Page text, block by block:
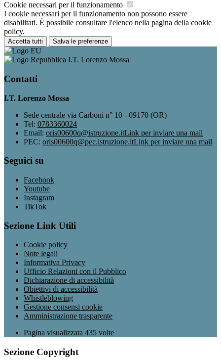
Cookie necessari per il funzionamento
I cookie necessari per il funzionamento non possono essere
disabilitati. È possibile consultare l'elenco nella pagina della cookie
policy.
Accetta tutti Salva le preferenze
I.T. Lorenzo Mossa
Contatti
I.T. Lorenzo Mossa
Sede centrale via Carboni n° 10 - 09170 (OR)
Tel: 0783360024
Email: oris00600q@istruzione.itLink per inviare una mail
PEC: oris00600q@pec.istruzione.itLink per inviare una mail
Seguici su
Facebook
Youtube
Instagram
TikTok
Sezione Link Utili
Cookie policy
Note legali
Informativa Privacy
Ufficio Relazioni con il Pubblico
Dichiarazione di accessibilità
Obiettivi di accessibilità
Whistleblowing
Gestione consensi cookie
Amministrazione trasparente
Pagina visualizzata 435 volte
Sezione Copyright